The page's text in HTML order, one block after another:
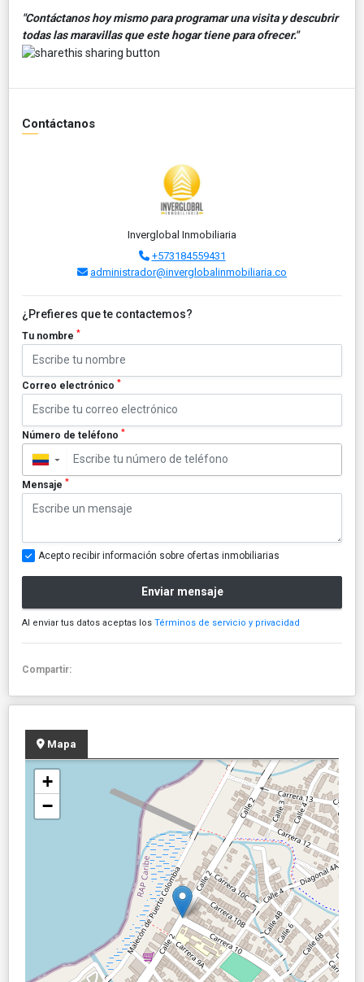
"Contáctanos hoy mismo para programar una visita y descubrir
todas las maravillas que este hogar tiene para ofrecer."
Contáctanos
Inverglobal Inmobiliaria
+573184559431
administrador@inverglobalinmobiliaria.co
¿Prefieres que te contactemos?
Tu nombre *
Correo electrónico *
Número de teléfono *
▼
Mensaje *
Acepto recibir información sobre ofertas inmobiliarias
Enviar mensaje
Al enviar tus datos aceptas los Términos de servicio y privacidad
Compartir:
Mapa
+
−